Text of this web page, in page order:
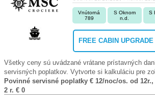
Vnútorná
789
S Oknom
n.d.
S
FREE CABIN UPGRADE
Všetky ceny sú uvádzané vrátane prístavných
servisných poplatkov. Vytvorte si kalkuláciu pre
Povinné servisné poplatky € 12/noc/os. od
2 r. € 0